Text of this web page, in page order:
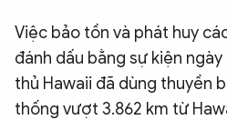
Việc bảo tồn và phát huy
đánh dấu bằng sự kiện
thủ Hawaii đã dùng thuyền
thống vượt 3.862 km từ